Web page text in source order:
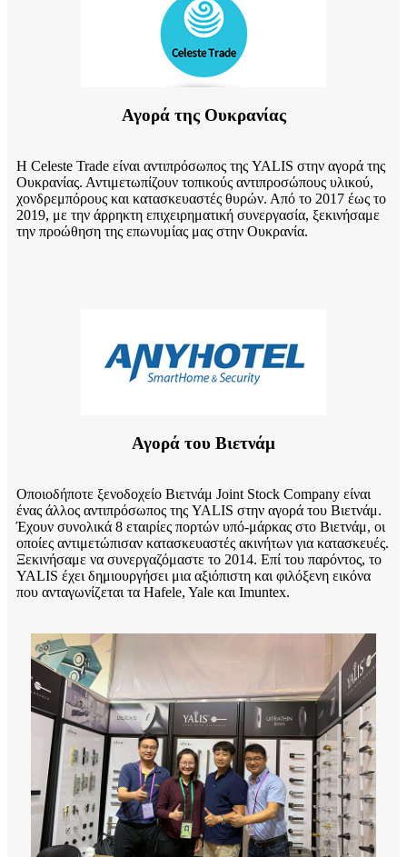
Αγορά της Ουκρανίας
Η Celeste Trade είναι αντιπρόσωπος της YALIS στην αγορά της
Ουκρανίας. Αντιμετωπίζουν τοπικούς αντιπροσώπους υλικού,
χονδρεμπόρους και κατασκευαστές θυρών. Από το 2017 έως το
2019, με την άρρηκτη επιχειρηματική συνεργασία, ξεκινήσαμε
την προώθηση της επωνυμίας μας στην Ουκρανία.
Αγορά του Βιετνάμ
Οποιοδήποτε ξενοδοχείο Βιετνάμ Joint Stock Company είναι
ένας άλλος αντιπρόσωπος της YALIS στην αγορά του Βιετνάμ.
Έχουν συνολικά 8 εταιρίες πορτών υπό-μάρκας στο Βιετνάμ, οι
οποίες αντιμετώπισαν κατασκευαστές ακινήτων για κατασκευές.
Ξεκινήσαμε να συνεργαζόμαστε το 2014. Επί του παρόντος, το
YALIS έχει δημιουργήσει μια αξιόπιστη και φιλόξενη εικόνα
που ανταγωνίζεται τα Hafele, Yale και Imuntex.